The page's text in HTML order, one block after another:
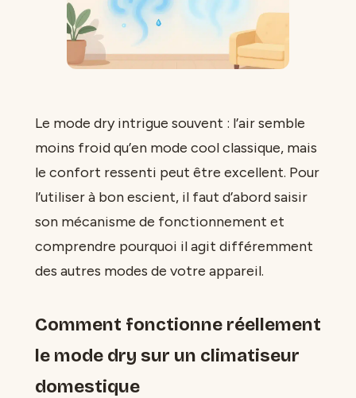
Le mode dry intrigue souvent : l’air semble
moins froid qu’en mode cool classique, mais
le confort ressenti peut être excellent. Pour
l’utiliser à bon escient, il faut d’abord saisir
son mécanisme de fonctionnement et
comprendre pourquoi il agit différemment
des autres modes de votre appareil.
Comment fonctionne réellement
le mode dry sur un climatiseur
domestique